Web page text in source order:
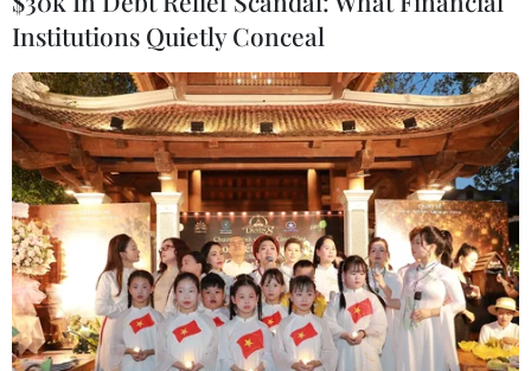
Nhân viên giao dịch ngoại hối kiểm đồng euro. (Ảnh:
AFP/TTXVN)
Ngân hàng Trung ương châu Âu (ECB) sẽ nâng
lãi suất lần đầu tiên trong 11 năm qua trong
ngày 21/7, có thể là với một mức tăng lớn hơn
dự đoán, cho thấy các nhà hoạch định chính
Institutions Quietly Conceal